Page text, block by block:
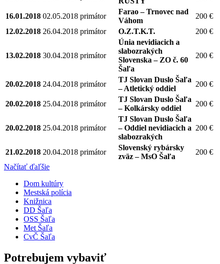
16.01.2018 02.05.2018 primátor
Farao – Trnovec nad
Váhom
200 €
12.02.2018 26.04.2018 primátor O.Z.T.K.T. 200 €
13.02.2018 30.04.2018 primátor
Únia nevidiacich a
slabozrakých
Slovenska – ZO č. 60
Šaľa
200 €
20.02.2018 24.04.2018 primátor
TJ Slovan Duslo Šaľa
– Atletický oddiel
200 €
20.02.2018 25.04.2018 primátor
TJ Slovan Duslo Šaľa
– Kolkársky oddiel
200 €
20.02.2018 25.04.2018 primátor
TJ Slovan Duslo Šaľa
– Oddiel nevidiacich a
slabozrakých
200 €
21.02.2018 20.04.2018 primátor
Slovenský rybársky
zväz – MsO Šaľa
200 €
Načítať ďaľšie
Dom kultúry
Mestská polícia
Knižnica
DD Šaľa
OSS Šaľa
Met Šaľa
CvČ Šaľa
Potrebujem vybaviť